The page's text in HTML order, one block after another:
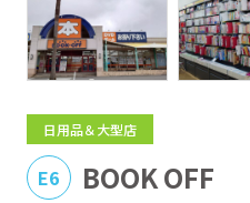
日用品＆大型店
E6 BOOK OFF